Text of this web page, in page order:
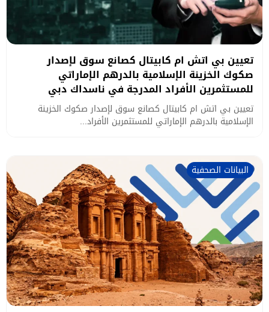
تعيين بي اتش ام كابيتال كصانع سوق لإصدار
صكوك الخزينة الإسلامية بالدرهم الإماراتي
للمستثمرين الأفراد المدرجة في ناسداك دبي
تعيين بي اتش ام كابيتال كصانع سوق لإصدار صكوك الخزينة
الإسلامية بالدرهم الإماراتي للمستثمرين الأفراد...
البيانات الصحفية